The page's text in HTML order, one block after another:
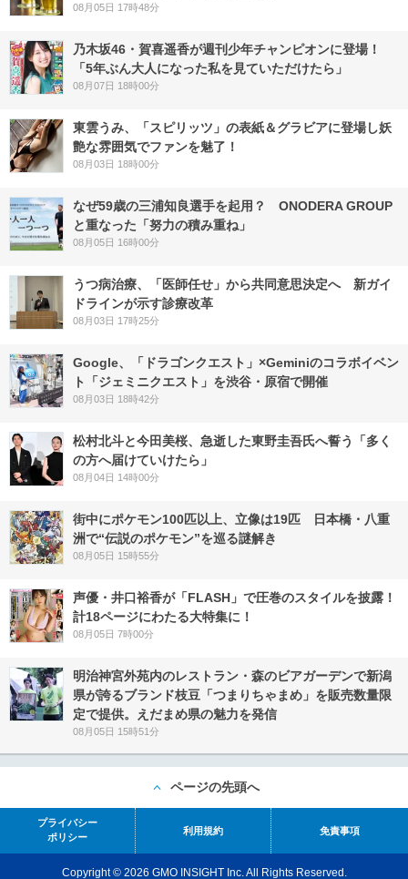
08月05日 17時48分
乃木坂46・賀喜遥香が週刊少年チャンピオンに登場！
「5年ぶん大人になった私を見ていただけたら」
08月07日 18時00分
東雲うみ、「スピリッツ」の表紙＆グラビアに登場し妖
艶な雰囲気でファンを魅了！
08月03日 18時00分
なぜ59歳の三浦知良選手を起用？ ONODERA GROUP
と重なった「努力の積み重ね」
08月05日 16時00分
うつ病治療、「医師任せ」から共同意思決定へ 新ガイ
ドラインが示す診療改革
08月03日 17時25分
Google、「ドラゴンクエスト」×Geminiのコラボイベン
ト「ジェミニクエスト」を渋谷・原宿で開催
08月03日 18時42分
松村北斗と今田美桜、急逝した東野圭吾氏へ誓う「多く
の方へ届けていけたら」
08月04日 14時00分
街中にポケモン100匹以上、立像は19匹 日本橋・八重
洲で“伝説のポケモン”を巡る謎解き
08月05日 15時55分
声優・井口裕香が「FLASH」で圧巻のスタイルを披露！
計18ページにわたる大特集に！
08月05日 7時00分
明治神宮外苑内のレストラン・森のビアガーデンで新潟
県が誇るブランド枝豆「つまりちゃまめ」を販売数量限
定で提供。えだまめ県の魅力を発信
08月05日 15時51分
ページの先頭へ
プライバシー
ポリシー
利用規約 免責事項
Copyright © 2026 GMO INSIGHT Inc. All Rights Reserved.